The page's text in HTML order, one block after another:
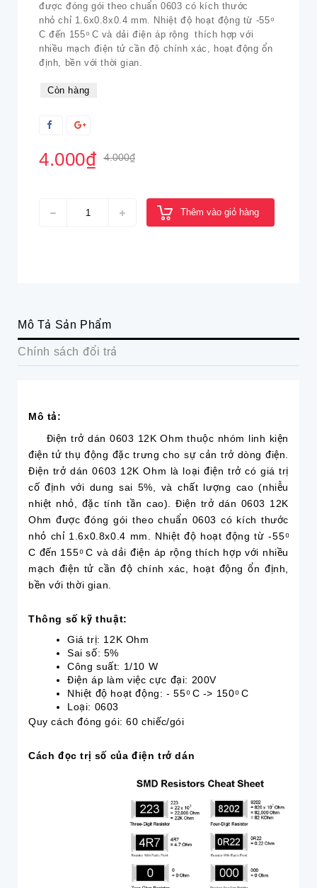
được đóng gói theo chuẩn 0603 có kích thước
nhỏ chỉ 1.6x0.8x0.4 mm. Nhiệt độ hoạt động từ -55 ͦ
C đến 155 ͦ C và dải điện áp rộng thích hợp với
nhiều mạch điện tử cần độ chính xác, hoạt động ổn
định, bền với thời gian.
Còn hàng
4.000₫ 4.000₫
Thêm vào giỏ hàng
Mô Tả Sản Phẩm
Chính sách đổi trả
Mô tả:
Điện trở dán 0603 12K Ohm thuộc nhóm linh kiện
điện tử thụ động đặc trưng cho sự cản trở dòng điện.
Điện trở dán 0603 12K Ohm là loại điện trở có giá trị
cố định với dung sai 5%, và chất lượng cao (nhiễu
nhiệt nhỏ, đặc tính tần cao). Điện trở dán 0603 12K
Ohm được đóng gói theo chuẩn 0603 có kích thước
nhỏ chỉ 1.6x0.8x0.4 mm. Nhiệt độ hoạt động từ -55 ͦ
C đến 155 ͦ C và dải điện áp rộng thích hợp với nhiều
mạch điện tử cần độ chính xác, hoạt động ổn định,
bền với thời gian.
Thông số kỹ thuật:
Giá trị: 12K Ohm
Sai số: 5%
Công suất: 1/10 W
Điện áp làm việc cực đại: 200V
Nhiệt độ hoạt động: - 55 ͦ C -> 150 ͦ C
Loại: 0603
Quy cách đóng gói: 60 chiếc/gói
Cách đọc trị số của điện trở dán